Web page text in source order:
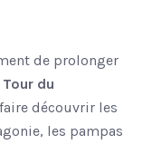
de prolonger
du
découvrir les
les pampas